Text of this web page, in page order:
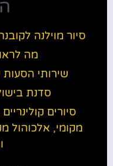
סיור מוילנה
מה
שירותי הסעות
סדנת
סיורים
מקומי, אלכוהול